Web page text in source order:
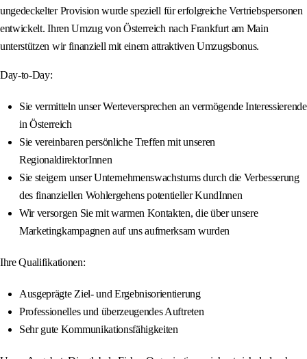
ungedeckelter Provision wurde speziell für erfolgreiche Vertriebspersonen
entwickelt. Ihren Umzug von Österreich nach Frankfurt am Main
unterstützen wir finanziell mit einem attraktiven Umzugsbonus.
Day-to-Day:
Sie vermitteln unser Werteversprechen an vermögende Interessierende
in Österreich
Sie vereinbaren persönliche Treffen mit unseren
RegionaldirektorInnen
Sie steigern unser Unternehmenswachstums durch die Verbesserung
des finanziellen Wohlergehens potentieller KundInnen
Wir versorgen Sie mit warmen Kontakten, die über unsere
Marketingkampagnen auf uns aufmerksam wurden
Ihre Qualifikationen:
Ausgeprägte Ziel- und Ergebnisorientierung
Professionelles und überzeugendes Auftreten
Sehr gute Kommunikationsfähigkeiten